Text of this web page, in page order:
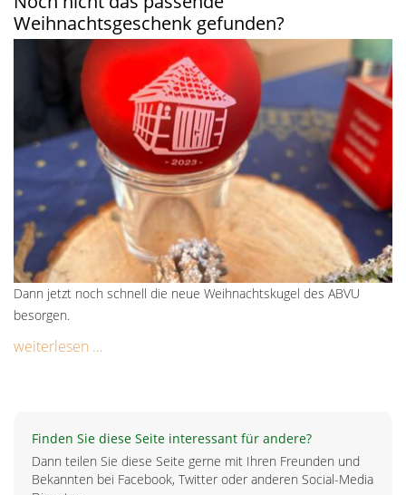
Weihnachtsgeschenk gefunden?
Dann jetzt noch schnell die neue Weihnachtskugel des ABVU
besorgen.
weiterlesen …
Finden Sie diese Seite interessant für andere?
Dann teilen Sie diese Seite gerne mit Ihren Freunden und
Bekannten bei Facebook, Twitter oder anderen Social-Media